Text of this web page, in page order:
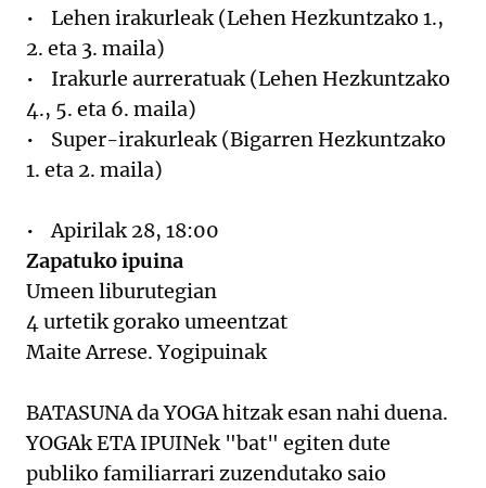
• Lehen irakurleak (Lehen Hezkuntzako 1.,
2. eta 3. maila)
• Irakurle aurreratuak (Lehen Hezkuntzako
4., 5. eta 6. maila)
• Super-irakurleak (Bigarren Hezkuntzako
1. eta 2. maila)
• Apirilak 28, 18:00
Zapatuko ipuina
Umeen liburutegian
4 urtetik gorako umeentzat
Maite Arrese. Yogipuinak
BATASUNA da YOGA hitzak esan nahi duena.
YOGAk ETA IPUINek "bat" egiten dute
publiko familiarrari zuzendutako saio